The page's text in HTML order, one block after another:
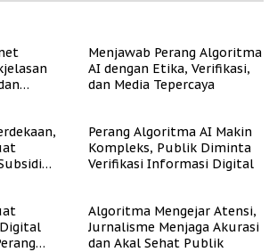
Menjawab Perang Algoritma
AI dengan Etika, Verifikasi,
dan Media Tepercaya
Perang Algoritma AI Makin
Kompleks, Publik Diminta
Verifikasi Informasi Digital
Algoritma Mengejar Atensi,
Jurnalisme Menjaga Akurasi
dan Akal Sehat Publik